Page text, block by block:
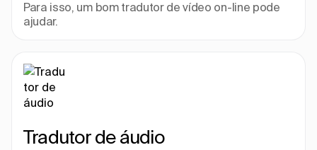
Para isso, um bom tradutor de vídeo on-line pode
ajudar.
Tradutor de áudio